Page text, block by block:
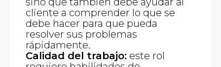
cliente a comprender lo que se
debe hacer para que pueda
resolver sus problemas
rápidamente.
Calidad del trabajo: este rol